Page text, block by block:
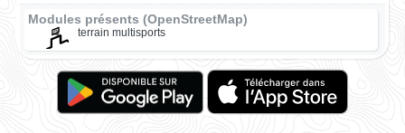
Modules présents (OpenStreetMap)
terrain multisports